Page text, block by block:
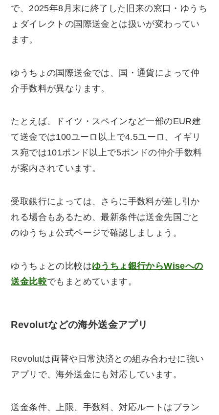
で、2025年8月末に終了した旧来の窓口・ゆうち
ょダイレクトの国際送金とは扱いが変わってい
ます。
ゆうちょの国際送金では、国・通貨によって仲
介手数料が異なります。
たとえば、ドイツ・スペインなど一部のEUR建
て送金では100ユーロ以上で4.5ユーロ、イギリ
ス宛では101ポンド以上で5ポンドの仲介手数料
が案内されています。
受取銀行によっては、さらに手数料が差し引か
れる場合もあるため、最新条件は送金先国ごと
のゆうちょ公式ページで確認しましょう。
ゆうちょとの比較はゆうちょ銀行からWiseへの
送金比較でもまとめています。
Revolutなどの海外送金アプリ
Revolutは両替や日常決済との組み合わせに強い
アプリで、海外送金にも対応しています。
送金条件、上限、手数料、対応ルートはプラン